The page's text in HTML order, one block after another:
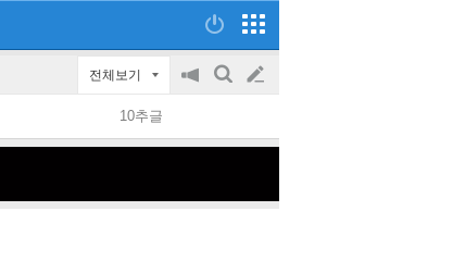
전체보기
공
on/off
검
글
쓰
10추글